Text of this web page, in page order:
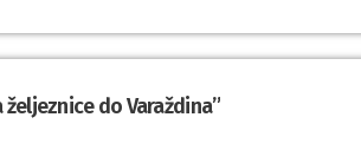
do Varaždina”